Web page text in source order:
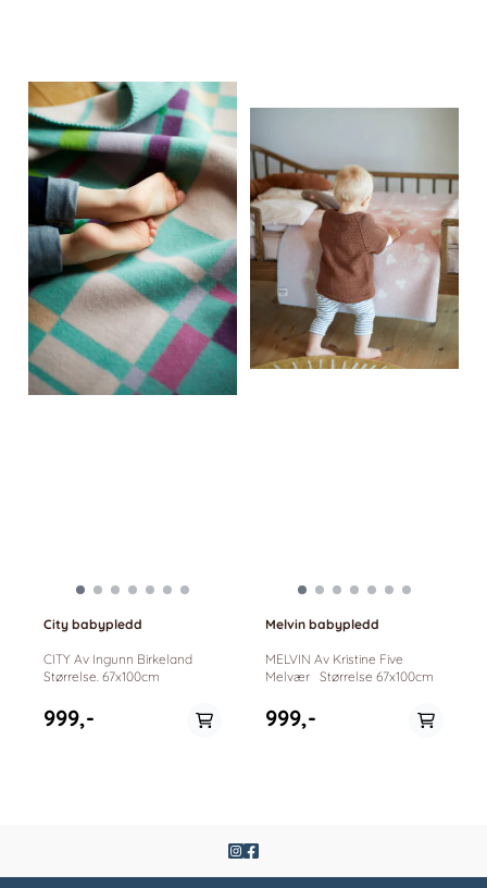
City babypledd
CITY Av Ingunn Birkeland
Størrelse. 67x100cm
999,-
Melvin babypledd
MELVIN Av Kristine Five
Melvær Størrelse 67x100cm
999,-